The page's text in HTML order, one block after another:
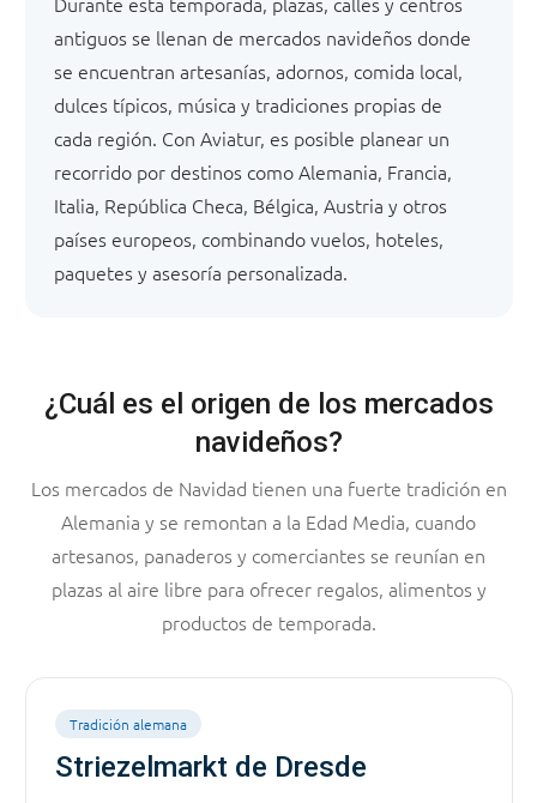
antiguos se llenan de mercados navideños donde
se encuentran artesanías, adornos, comida local,
dulces típicos, música y tradiciones propias de
cada región. Con Aviatur, es posible planear un
recorrido por destinos como Alemania, Francia,
Italia, República Checa, Bélgica, Austria y otros
países europeos, combinando vuelos, hoteles,
paquetes y asesoría personalizada.
¿Cuál es el origen de los mercados
navideños?
Los mercados de Navidad tienen una fuerte tradición en
Alemania y se remontan a la Edad Media, cuando
artesanos, panaderos y comerciantes se reunían en
plazas al aire libre para ofrecer regalos, alimentos y
productos de temporada.
Tradición alemana
Striezelmarkt de Dresde